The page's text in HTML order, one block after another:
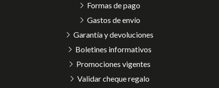
Formas de pago
Gastos de envío
Garantía y devoluciones
Boletines informativos
Promociones vigentes
Validar cheque regalo